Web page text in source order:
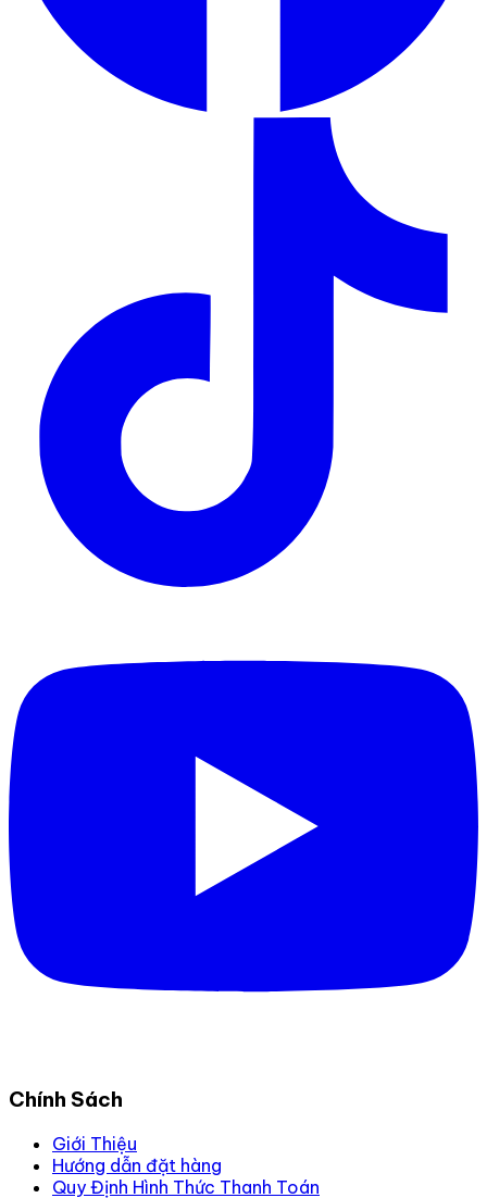
Chính Sách
Giới Thiệu
Hướng dẫn đặt hàng
Quy Định Hình Thức Thanh Toán